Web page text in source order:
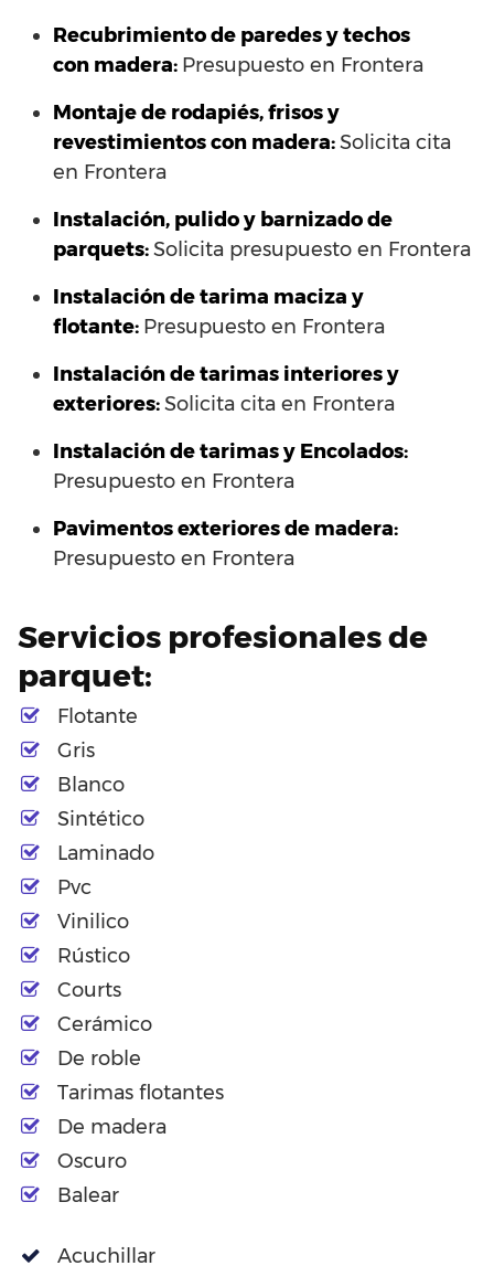
Recubrimiento de paredes y techos
con madera: Presupuesto en Frontera
Montaje de rodapiés, frisos y
revestimientos con madera:Solicita cita
en Frontera
Instalación, pulido y barnizado de
parquets:Solicita presupuesto en Frontera
Instalación de tarima maciza y
flotante: Presupuesto en Frontera
Instalación de tarimas interiores y
exteriores:Solicita cita en Frontera
Instalación de tarimas y Encolados:
Presupuesto en Frontera
Pavimentos exteriores de madera:
Presupuesto en Frontera
Servicios profesionales de
parquet:
Flotante
Gris
Blanco
Sintético
Laminado
Pvc
Vinilico
Rústico
Courts
Cerámico
De roble
Tarimas flotantes
De madera
Oscuro
Balear
Acuchillar